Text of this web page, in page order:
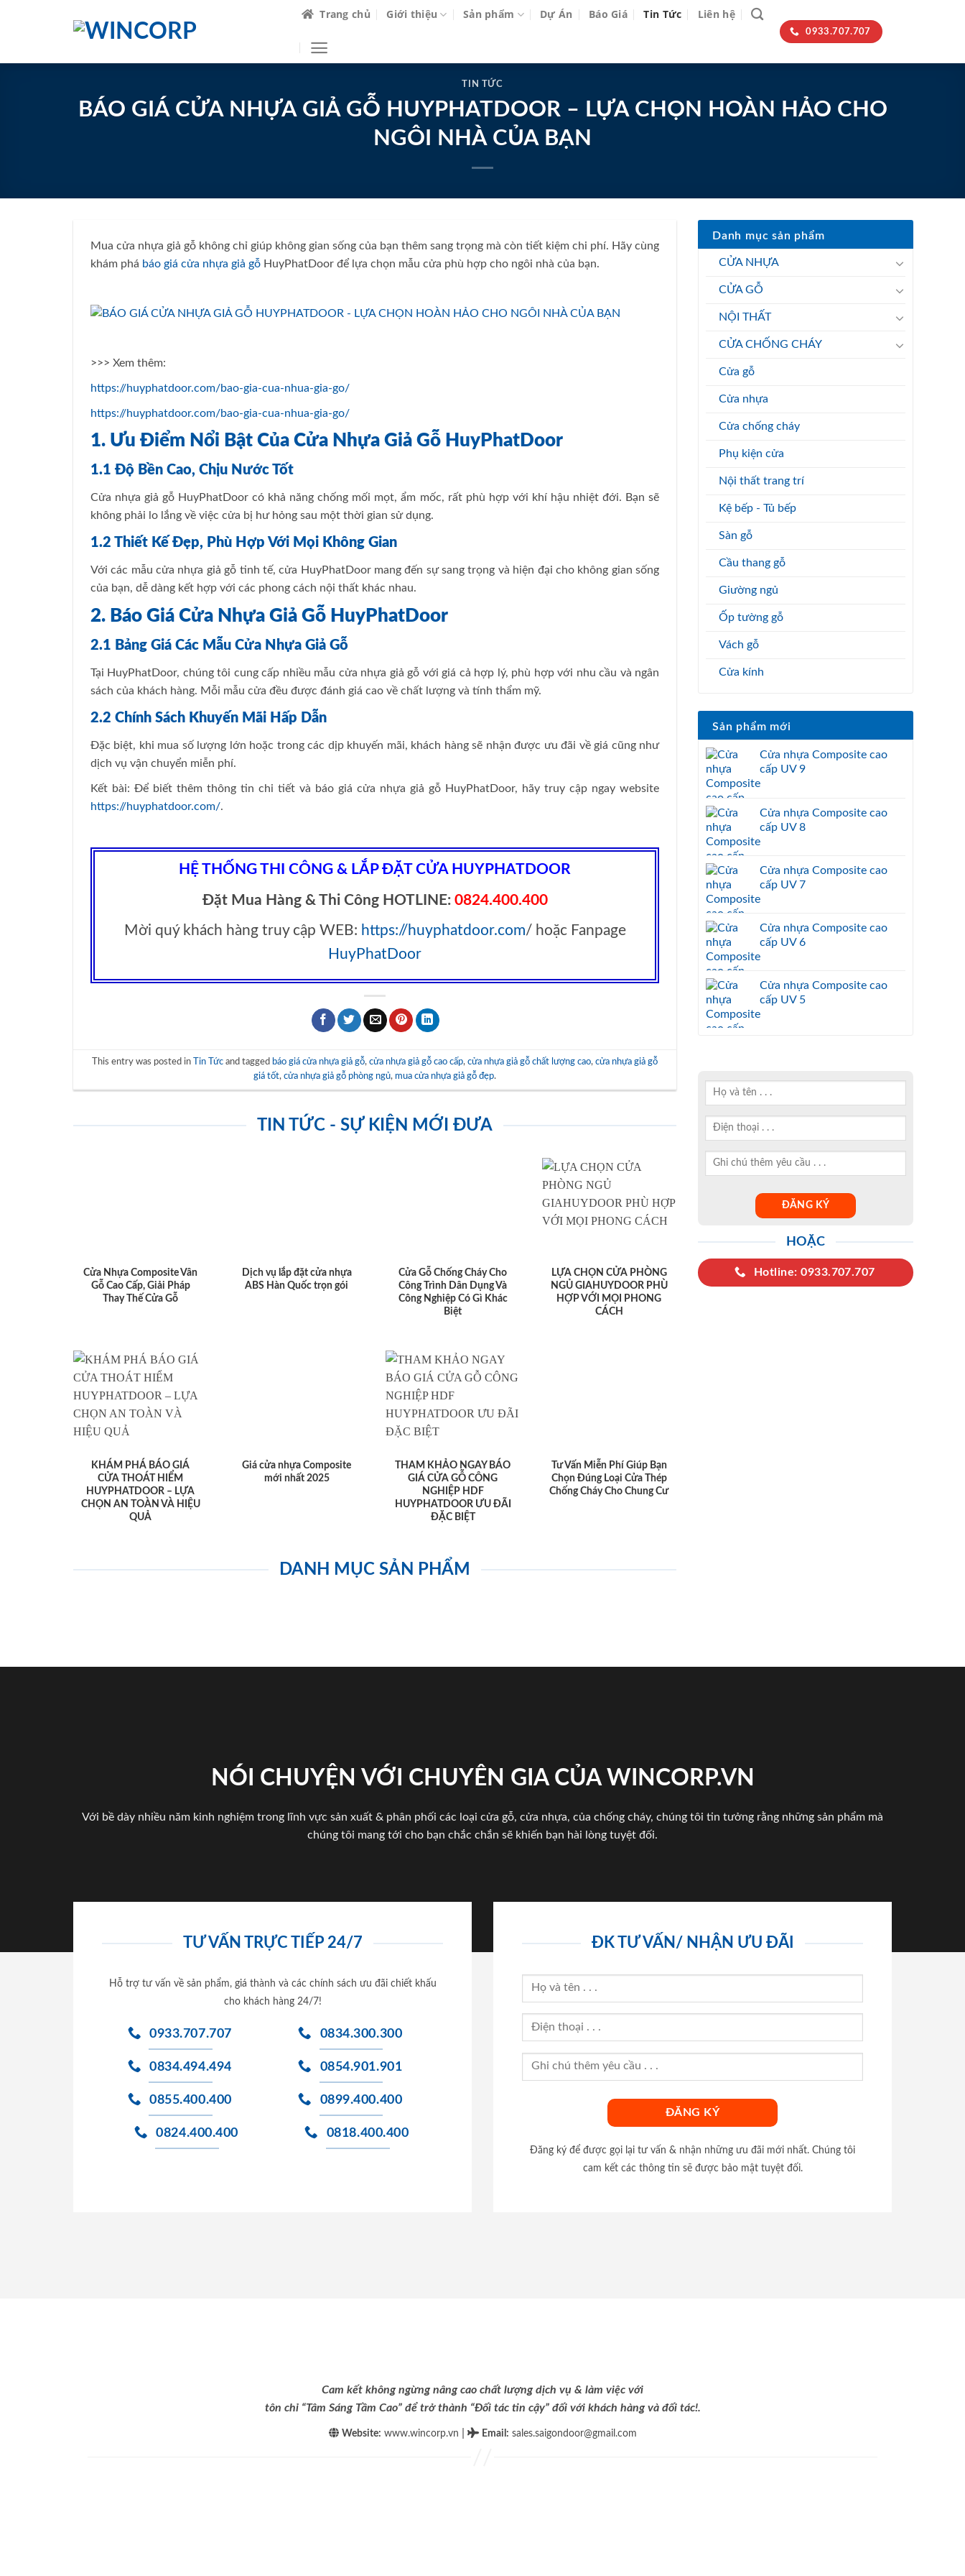
Trang chủ Giới thiệu Sản phẩm Dự Án Báo Giá Tin Tức Liên hệ
0933.707.707
TIN TỨC
BÁO GIÁ CỬA NHỰA GIẢ GỖ HUYPHATDOOR – LỰA CHỌN HOÀN HẢO CHO
NGÔI NHÀ CỦA BẠN
Mua cửa nhựa giả gỗ không chỉ giúp không gian sống của bạn thêm sang trọng mà còn tiết kiệm chi phí. Hãy cùng
khám phá báo giá cửa nhựa giả gỗ HuyPhatDoor để lựa chọn mẫu cửa phù hợp cho ngôi nhà của bạn.
>>> Xem thêm:
https://huyphatdoor.com/bao-gia-cua-nhua-gia-go/
https://huyphatdoor.com/bao-gia-cua-nhua-gia-go/
1. Ưu Điểm Nổi Bật Của Cửa Nhựa Giả Gỗ HuyPhatDoor
1.1 Độ Bền Cao, Chịu Nước Tốt
Cửa nhựa giả gỗ HuyPhatDoor có khả năng chống mối mọt, ẩm mốc, rất phù hợp với khí hậu nhiệt đới. Bạn sẽ
không phải lo lắng về việc cửa bị hư hỏng sau một thời gian sử dụng.
1.2 Thiết Kế Đẹp, Phù Hợp Với Mọi Không Gian
Với các mẫu cửa nhựa giả gỗ tinh tế, cửa HuyPhatDoor mang đến sự sang trọng và hiện đại cho không gian sống
của bạn, dễ dàng kết hợp với các phong cách nội thất khác nhau.
2. Báo Giá Cửa Nhựa Giả Gỗ HuyPhatDoor
2.1 Bảng Giá Các Mẫu Cửa Nhựa Giả Gỗ
Tại HuyPhatDoor, chúng tôi cung cấp nhiều mẫu cửa nhựa giả gỗ với giá cả hợp lý, phù hợp với nhu cầu và ngân
sách của khách hàng. Mỗi mẫu cửa đều được đánh giá cao về chất lượng và tính thẩm mỹ.
2.2 Chính Sách Khuyến Mãi Hấp Dẫn
Đặc biệt, khi mua số lượng lớn hoặc trong các dịp khuyến mãi, khách hàng sẽ nhận được ưu đãi về giá cũng như
dịch vụ vận chuyển miễn phí.
Kết bài: Để biết thêm thông tin chi tiết và báo giá cửa nhựa giả gỗ HuyPhatDoor, hãy truy cập ngay website
https://huyphatdoor.com/.
HỆ THỐNG THI CÔNG & LẮP ĐẶT CỬA HUYPHATDOOR
Đặt Mua Hàng & Thi Công HOTLINE: 0824.400.400
Mời quý khách hàng truy cập WEB: https://huyphatdoor.com/ hoặc Fanpage
HuyPhatDoor
This entry was posted in Tin Tức and tagged báo giá cửa nhựa giả gỗ, cửa nhựa giả gỗ cao cấp, cửa nhựa giả gỗ chất lượng cao, cửa nhựa giả gỗ
giá tốt, cửa nhựa giả gỗ phòng ngủ, mua cửa nhựa giả gỗ đẹp.
TIN TỨC - SỰ KIỆN MỚI ĐƯA
Cửa Nhựa Composite Vân
Gỗ Cao Cấp, Giải Pháp
Thay Thế Cửa Gỗ
Dịch vụ lắp đặt cửa nhựa
ABS Hàn Quốc trọn gói
Cửa Gỗ Chống Cháy Cho
Công Trình Dân Dụng Và
Công Nghiệp Có Gì Khác
Biệt
LỰA CHỌN CỬA PHÒNG
NGỦ GIAHUYDOOR PHÙ
HỢP VỚI MỌI PHONG
CÁCH
KHÁM PHÁ BÁO GIÁ
CỬA THOÁT HIỂM
HUYPHATDOOR – LỰA
CHỌN AN TOÀN VÀ HIỆU
QUẢ
Giá cửa nhựa Composite
mới nhất 2025
THAM KHẢO NGAY BÁO
GIÁ CỬA GỖ CÔNG
NGHIỆP HDF
HUYPHATDOOR ƯU ĐÃI
ĐẶC BIỆT
Tư Vấn Miễn Phí Giúp Bạn
Chọn Đúng Loại Cửa Thép
Chống Cháy Cho Chung Cư
DANH MỤC SẢN PHẨM
Danh mục sản phẩm
CỬA NHỰA
CỬA GỖ
NỘI THẤT
CỬA CHỐNG CHÁY
Cửa gỗ
Cửa nhựa
Cửa chống cháy
Phụ kiện cửa
Nội thất trang trí
Kệ bếp - Tủ bếp
Sàn gỗ
Cầu thang gỗ
Giường ngủ
Ốp tường gỗ
Vách gỗ
Cửa kính
Sản phẩm mới
Cửa nhựa Composite cao
cấp UV 9
Cửa nhựa Composite cao
cấp UV 8
Cửa nhựa Composite cao
cấp UV 7
Cửa nhựa Composite cao
cấp UV 6
Cửa nhựa Composite cao
cấp UV 5
HOẶC
Hotline: 0933.707.707
NÓI CHUYỆN VỚI CHUYÊN GIA CỦA WINCORP.VN
Với bề dày nhiều năm kinh nghiệm trong lĩnh vực sản xuất & phân phối các loại cửa gỗ, cửa nhựa, của chống cháy, chúng tôi tin tưởng rằng những sản phẩm mà
chúng tôi mang tới cho bạn chắc chắn sẽ khiến bạn hài lòng tuyệt đối.
TƯ VẤN TRỰC TIẾP 24/7
Hỗ trợ tư vấn về sản phẩm, giá thành và các chính sách ưu đãi chiết khấu
cho khách hàng 24/7!
0933.707.707
0834.494.494
0855.400.400
0824.400.400
0834.300.300
0854.901.901
0899.400.400
0818.400.400
ĐK TƯ VẤN/ NHẬN ƯU ĐÃI
Đăng ký để được gọi lại tư vấn & nhận những ưu đãi mới nhất. Chúng tôi
cam kết các thông tin sẽ được bảo mật tuyệt đối.
Cam kết không ngừng nâng cao chất lượng dịch vụ & làm việc với
tôn chỉ “Tâm Sáng Tầm Cao” để trở thành “Đối tác tin cậy” đối với khách hàng và đối tác!.
Website: www.wincorp.vn Email : sales.saigondoor@gmail.com